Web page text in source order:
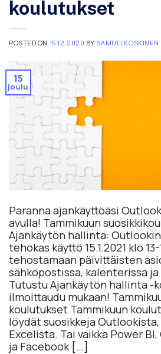
koulutukset
POSTED ON 15.12.2020 BY SAMULI KOSKINEN
15
joulu
Paranna ajankäyttöäsi
avulla! Tammikuun
Ajankäytön hallinta:
tehokas käyttö 15.1.2021 klo
tehostamaan päivittäisten
sähköpostissa, kalenterissa
Tutustu Ajankäytön hallinta -
ilmoittaudu mukaan!
koulutukset Tammikuun
löydät suosikkeja
Excelista. Tai vaikka Power
ja Facebook […]